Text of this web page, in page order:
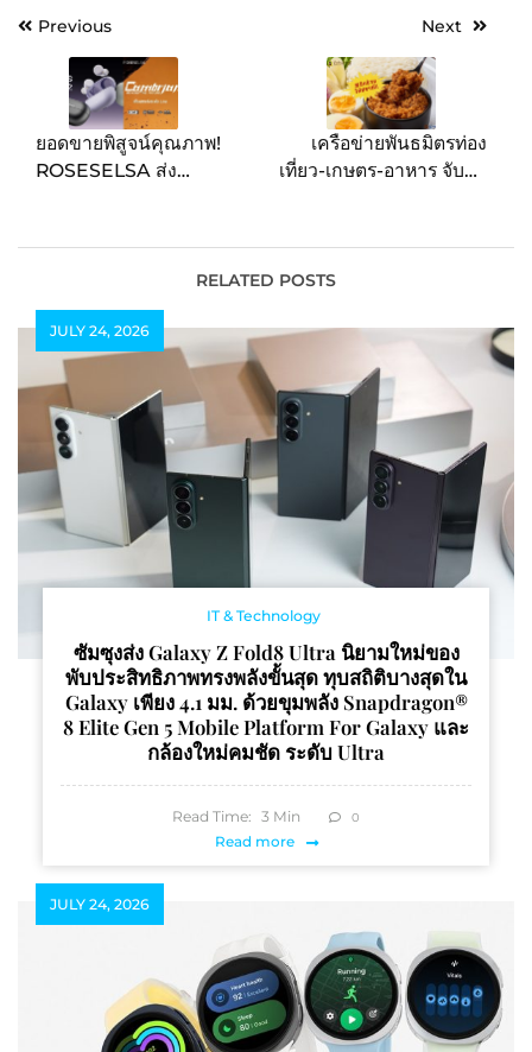
PostPrevious
ยอดขายพิสูจน์คุณภาพ!
ROSESELSA ส่ง
ตัวรุ่นใหม่ “CAMBRIAN”
หูฟังครอบหูตัดเสียงรบกวน
อย่างเป็นทางการใน
ประเทศไทย
Next
เครือข่ายพันธมิตรท่อง
เที่ยว-เกษตร-อาหาร จับมือ
ไทย
RELATED POSTS
JULY 24, 2026
IT & Technology
ซัมซุงส่ง Galaxy Z Fold8 Ultra นิยามใหม่ของ
พับประสิทธิภาพทรงพลังขั้นสุด ทุบสถิติบางสุดใน
Galaxy เพียง 4.1 มม. ด้วยขุมพลัง Snapdragon®
8 Elite Gen 5 Mobile Platform For Galaxy และ
กล้องใหม่คมชัด ระดับ Ultra
Read Time: 3 Min 0
Read more
JULY 24, 2026